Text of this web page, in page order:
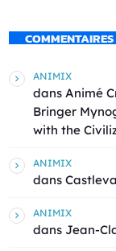
COMMENTAIRES
ANIMIX
dans Animé
Bringer
with the
ANIMIX
dans
ANIMIX
dans Jean-